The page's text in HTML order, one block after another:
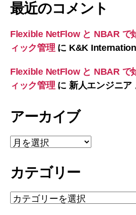
最近のコメント
Flexible NetFlow と NBAR で
ィック管理 に K&K
Flexible NetFlow と NBAR で
ィック管理 に 新人エンジニア
アーカイブ
ア
ー
イ
カテゴリー
カ
テ